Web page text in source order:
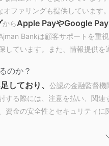
オファリングも提供しています
からApple PayやGoogle Pay
Bankは顧客サポートを重視
しています。また、情報提供を
のか？
しており、 公認の金融監督
する際には、注意を払い、関
資金の安全性とセキュリティ